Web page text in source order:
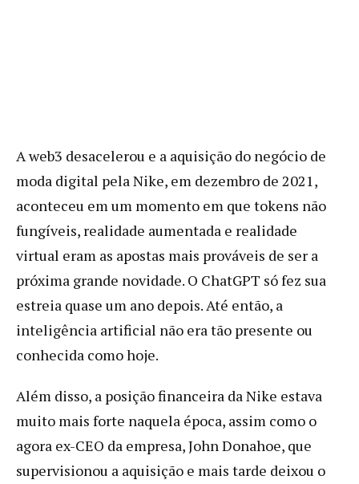
A web3 desacelerou e a aquisição do negócio de
moda digital pela Nike, em dezembro de 2021,
aconteceu em um momento em que tokens não
fungíveis, realidade aumentada e realidade
virtual eram as apostas mais prováveis de ser a
próxima grande novidade. O ChatGPT só fez sua
estreia quase um ano depois. Até então, a
inteligência artificial não era tão presente ou
conhecida como hoje.
Além disso, a posição financeira da Nike estava
muito mais forte naquela época, assim como o
agora ex-CEO da empresa, John Donahoe, que
supervisionou a aquisição e mais tarde deixou o